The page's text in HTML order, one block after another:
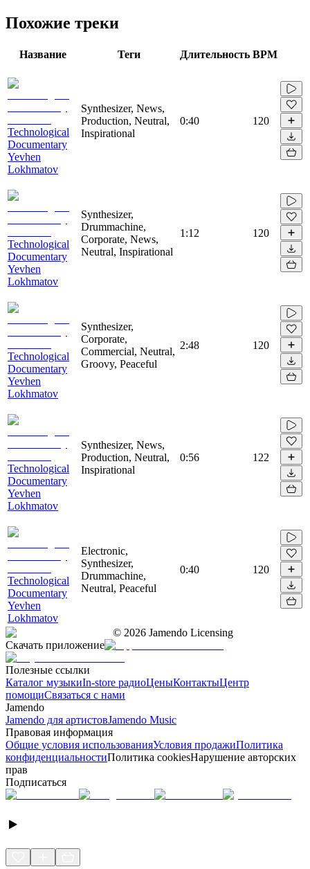
Похожие треки
Название Теги Длительность BPM
Technological
Documentary
Yevhen
Lokhmatov
Synthesizer, News,
Production, Neutral,
Inspirational
0:40 120
Technological
Documentary
Yevhen
Lokhmatov
Synthesizer,
Drummachine,
Corporate, News,
Neutral, Inspirational
1:12 120
Technological
Documentary
Yevhen
Lokhmatov
Synthesizer,
Corporate,
Commercial, Neutral,
Groovy, Peaceful
2:48 120
Technological
Documentary
Yevhen
Lokhmatov
Synthesizer, News,
Production, Neutral,
Inspirational
0:56 122
Technological
Documentary
Yevhen
Lokhmatov
Electronic,
Synthesizer,
Drummachine,
Neutral, Peaceful
0:40 120
© 2026 Jamendo Licensing
Скачать приложение
Полезные ссылки
Каталог музыкиIn-store радиоЦеныКонтактыЦентр
помощиСвязаться с нами
Jamendo
Jamendo для артистовJamendo Music
Правовая информация
Общие условия использованияУсловия продажиПолитика
конфиденциальностиПолитика cookiesНарушение авторских
прав
Подписаться